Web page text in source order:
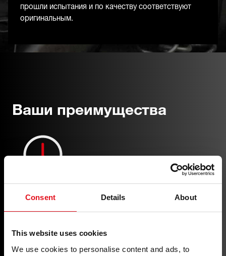
Consent Details About
This website uses cookies
We use cookies to personalise content and ads, to
прошли испытания и по качеству соответствуют
оригинальным.
Ваши преимущества
Долговечность